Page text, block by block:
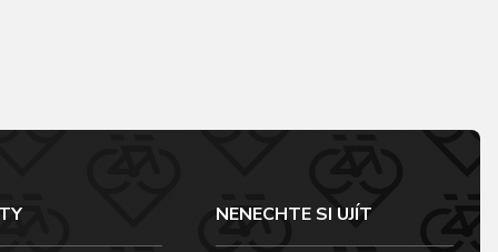
NENECHTE SI UJÍT